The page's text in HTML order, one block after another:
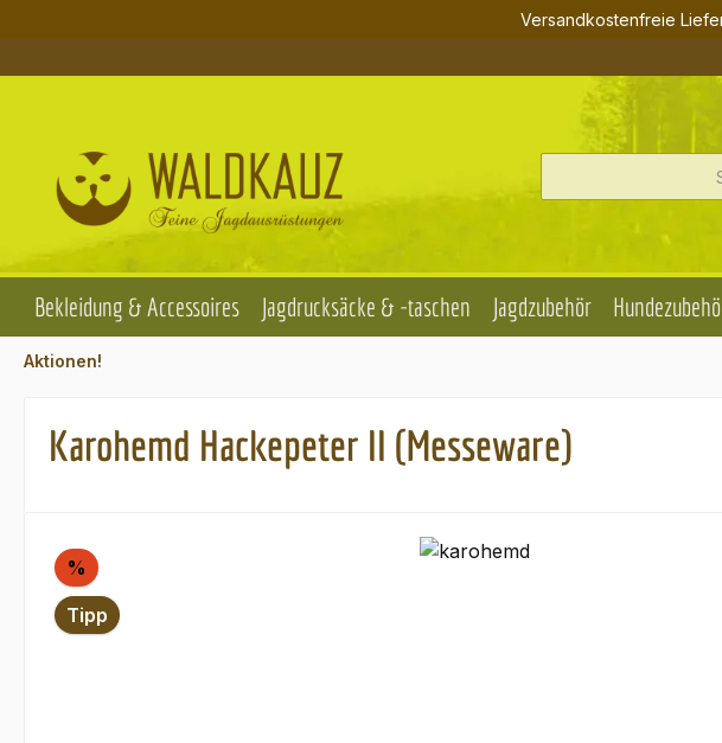
Versandkostenfreie
Bekleidung & Accessoires Jagdrucksäcke & -taschen Jagdzubehör
Aktionen!
Karohemd Hackepeter II (Messeware)
Bildergalerie überspringen
% Rabatt
Tipp